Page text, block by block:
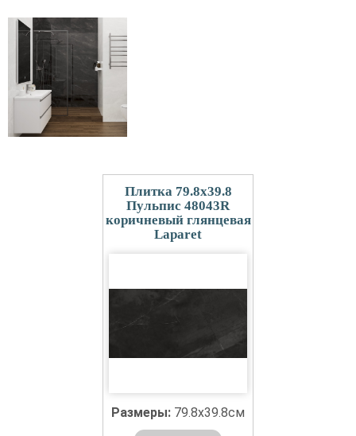
Плитка 79.8x39.8
Пульпис 48043R
коричневый глянцевая
Laparet
Размеры: 79.8x39.8см